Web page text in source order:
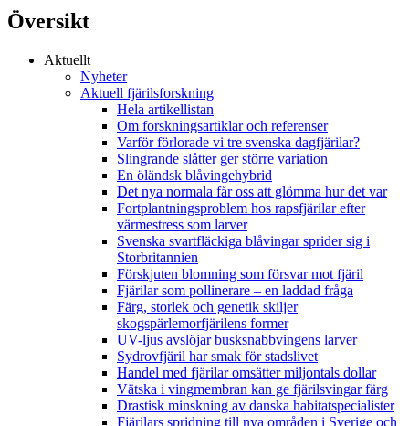
Översikt
Aktuellt
Nyheter
Aktuell fjärilsforskning
Hela artikellistan
Om forskningsartiklar och referenser
Varför förlorade vi tre svenska dagfjärilar?
Slingrande slåtter ger större variation
En öländsk blåvingehybrid
Det nya normala får oss att glömma hur det var
Fortplantningsproblem hos rapsfjärilar efter
värmestress som larver
Svenska svartfläckiga blåvingar sprider sig i
Storbritannien
Förskjuten blomning som försvar mot fjäril
Fjärilar som pollinerare – en laddad fråga
Färg, storlek och genetik skiljer
skogspärlemorfjärilens former
UV-ljus avslöjar busksnabbvingens larver
Sydrovfjäril har smak för stadslivet
Handel med fjärilar omsätter miljontals dollar
Vätska i vingmembran kan ge fjärilsvingar färg
Drastisk minskning av danska habitatspecialister
Fjärilars spridning till nya områden i Sverige och